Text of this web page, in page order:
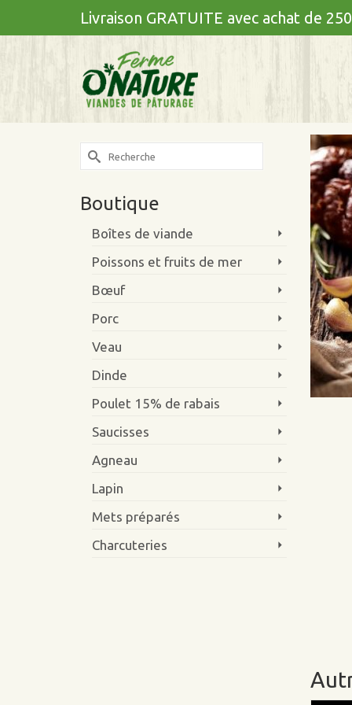
Livraison GRATUITE avec achat de
Search
for:
Boutique
Boîtes de viande
Poissons et fruits de mer
Bœuf
Porc
Veau
Dinde
Poulet 15% de rabais
Saucisses
Agneau
Lapin
Mets préparés
Charcuteries